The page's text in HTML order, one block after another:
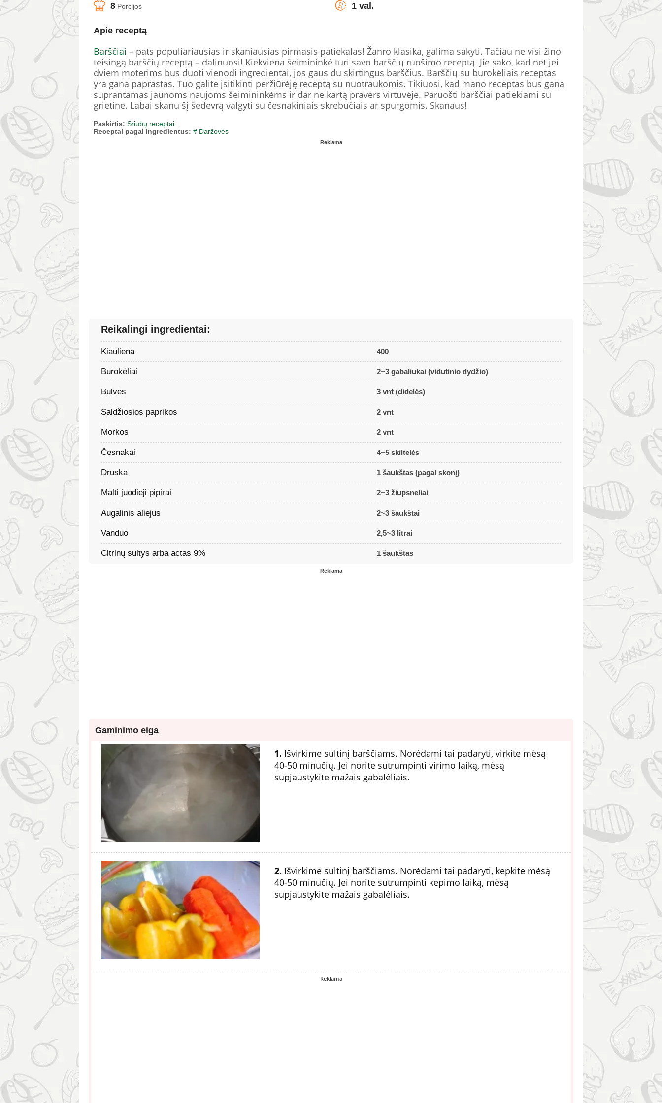
8 Porcijos 1 val.
Apie receptą
Barščiai – pats populiariausias ir skaniausias pirmasis patiekalas! Žanro klasika, galima sakyti. Tačiau ne visi žino
teisingą barščių receptą – dalinuosi! Kiekviena šeimininkė turi savo barščių ruošimo receptą. Jie sako, kad net jei
dviem moterims bus duoti vienodi ingredientai, jos gaus du skirtingus barščius. Barščių su burokėliais receptas
yra gana paprastas. Tuo galite įsitikinti peržiūrėję receptą su nuotraukomis. Tikiuosi, kad mano receptas bus gana
suprantamas jaunoms naujoms šeimininkėms ir dar ne kartą pravers virtuvėje. Paruošti barščiai patiekiami su
grietine. Labai skanu šį šedevrą valgyti su česnakiniais skrebučiais ar spurgomis. Skanaus!
Paskirtis: Sriubų receptai
Receptai pagal ingredientus: # Daržovės
Reklama
Reikalingi ingredientai:
Kiauliena 400
Burokėliai 2~3 gabaliukai (vidutinio dydžio)
Bulvės 3 vnt (didelės)
Saldžiosios paprikos 2 vnt
Morkos 2 vnt
Česnakai 4~5 skiltelės
Druska 1 šaukštas (pagal skonį)
Malti juodieji pipirai 2~3 žiupsneliai
Augalinis aliejus 2~3 šaukštai
Vanduo 2,5~3 litrai
Citrinų sultys arba actas 9% 1 šaukštas
Reklama
Gaminimo eiga
1. Išvirkime sultinį barščiams. Norėdami tai padaryti, virkite mėsą
40-50 minučių. Jei norite sutrumpinti virimo laiką, mėsą
supjaustykite mažais gabalėliais.
2. Išvirkime sultinį barščiams. Norėdami tai padaryti, kepkite mėsą
40-50 minučių. Jei norite sutrumpinti kepimo laiką, mėsą
supjaustykite mažais gabalėliais.
Reklama